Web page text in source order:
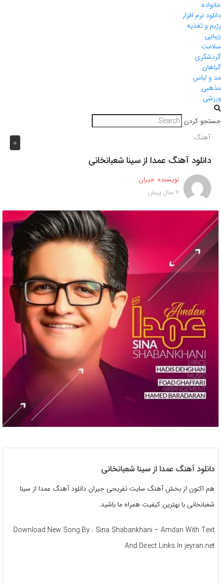
خانواده
دانلود نرم افزار
رژیم و تغذیه
زیبایی
سلامت
گردشگری
گیاهان
مد و لباس
مذهبی
ورزشی
جستجو کردن
0 آهنگ
دانلود آهنگ عمدا از سینا شعبانخانی
نویسنده: جیران
6 سال پیش
دانلود آهنگ عمدا از سینا شعبانخانی
هم اکنون از بخش آهنگ سایت تفریحی جیران دانلود آهنگ عمدا از سینا
شعبانخانی با بهترین کیفیت همراه ما باشید.
Download New Song By : Sina Shabankhani – Amdan With Text
And Direct Links In jeyran.net